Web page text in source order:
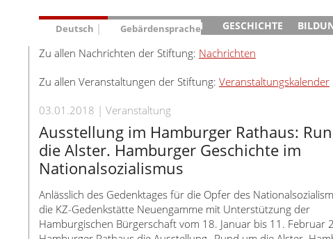
AKTUELLES
AUSSTELLUNGEN
Klinkerwerk
ehem. Walther-Werke
Gefängnismauer
Haus des Gedenkens
Sonderausstellungen
GESCHICHTE
Die
Lager-
Gedenkstätte
KZ-Außenlager
Gedenkstätten in
Längere Projekte
Vor- und
Digitale Angebote
Kooperationen
Führungen
Deutsch
Deutsch
Français
Dansk
Español
Italiano
Nederlands
Português
Türkçe
Gebärdensprache
Zu allen Nachrichten der Stiftung: Nachrichten
Zu allen Veranstaltungen der Stiftung: Veranstaltungskalender
03.01.2018 Veranstaltung
Ausstellung im Hamburger Rathaus:
die Alster. Hamburger Geschichte im
Nationalsozialismus
Anlässlich des Gedenktages für die Opfer des
die KZ-Gedenkstätte Neuengamme mit Unterstützung der
Hamburgischen Bürgerschaft vom 18. Januar bis 11. Februar